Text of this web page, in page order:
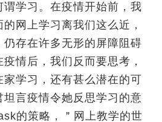
学习。在疫情开始前，我
网上学习离我们这么近，
存在许多无形的屏障阻碍
情后，我们反而要思考，
学习，还有甚么潜在的可
言疫情令她反思学习的意
的策略，＂网上教学的世